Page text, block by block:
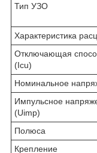
Тип УЗО
Характеристика
Отключающая
(Icu)
Номинальное
Импульсное
(Uimp)
Полюса
Крепление